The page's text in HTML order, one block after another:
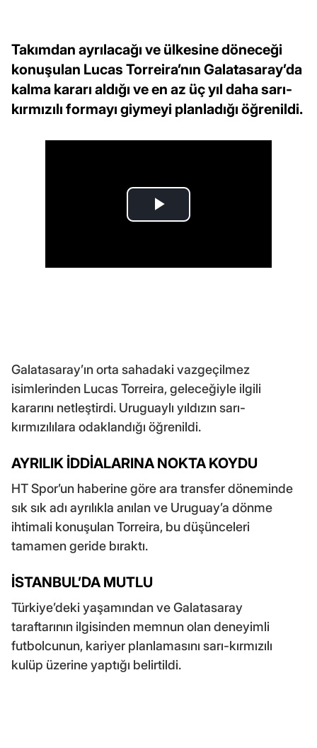
Takımdan ayrılacağı ve ülkesine döneceği
konuşulan Lucas Torreira’nın Galatasaray’da
kalma kararı aldığı ve en az üç yıl daha sarı-
kırmızılı formayı giymeyi planladığı öğrenildi.
Galatasaray’ın orta sahadaki vazgeçilmez
isimlerinden Lucas Torreira, geleceğiyle ilgili
kararını netleştirdi. Uruguaylı yıldızın sarı-
kırmızılılara odaklandığı öğrenildi.
AYRILIK İDDİALARINA NOKTA KOYDU
HT Spor’un haberine göre ara transfer döneminde
sık sık adı ayrılıkla anılan ve Uruguay’a dönme
ihtimali konuşulan Torreira, bu düşünceleri
tamamen geride bıraktı.
İSTANBUL’DA MUTLU
Türkiye’deki yaşamından ve Galatasaray
taraftarının ilgisinden memnun olan deneyimli
futbolcunun, kariyer planlamasını sarı-kırmızılı
kulüp üzerine yaptığı belirtildi.